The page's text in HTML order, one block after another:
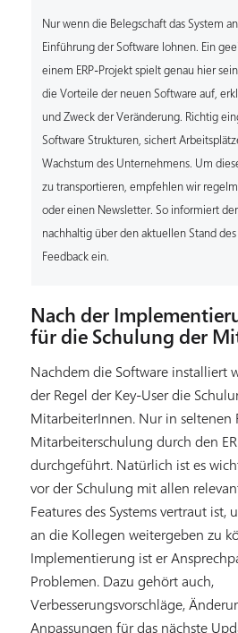
Nur wenn die Belegschaft das System
Einführung der Software lohnen. Ein
einem ERP-Projekt spielt genau hier
die Vorteile der neuen Software auf,
und Zweck der Veränderung. Richtig
Software Strukturen, sichert
Wachstum des Unternehmens. Um
zu transportieren, empfehlen wir
oder einen Newsletter. So informiert
nachhaltig über den aktuellen Stand
Feedback ein.
Nach der
für die Schulung der
Nachdem die Software installiert
der Regel der Key-User die
MitarbeiterInnen. Nur in seltenen
Mitarbeiterschulung durch den
durchgeführt. Natürlich ist es
vor der Schulung mit allen
Features des Systems vertraut ist,
an die Kollegen weitergeben zu
Implementierung ist er
Problemen. Dazu gehört auch,
Verbesserungsvorschläge,
Anpassungen für das nächste